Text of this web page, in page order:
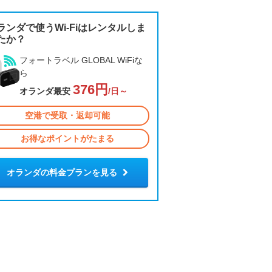
ンダで使うWi-Fiはレンタルしま
か？
フォートラベル GLOBAL WiFiな
ら
オランダ最安 376円 /日～
空港で受取・返却可能
お得なポイントがたまる
オランダの料金プランを見る